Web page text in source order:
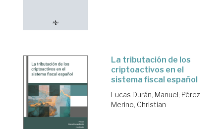
La tributación de los
criptoactivos en el
sistema fiscal español
Lucas Durán, Manuel; Pérez
Merino, Christian